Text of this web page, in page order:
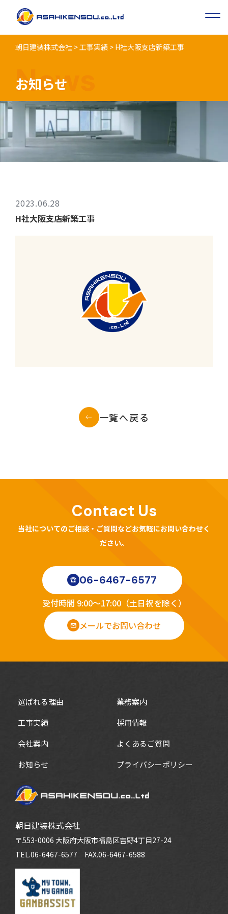
朝日建装株式会社 >工事実績 > H社⼤阪⽀店新築⼯事
News
お知らせ
2023.06.28
H社⼤阪⽀店新築⼯事
一覧へ戻る
Contact Us
当社についてのご相談・ご質問などお気軽にお問い合わせく
ださい。
06-6467-6577
受付時間 9:00～17:00（土日祝を除く）
メールでお問い合わせ
選ばれる理由
業務案内
工事実績
採用情報
会社案内
よくあるご質問
お知らせ
プライバシーポリシー
朝日建装株式会社
〒553-0006 大阪府大阪市福島区吉野4丁目27-24
TEL.06-6467-6577 FAX.06-6467-6588